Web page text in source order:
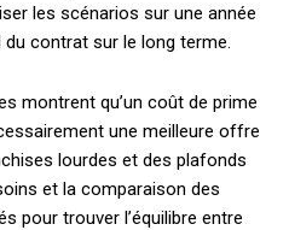
les scénarios sur une année
contrat sur le long terme.
montrent qu’un coût de prime
une meilleure offre
lourdes et des plafonds
et la comparaison des
pour trouver l’équilibre entre